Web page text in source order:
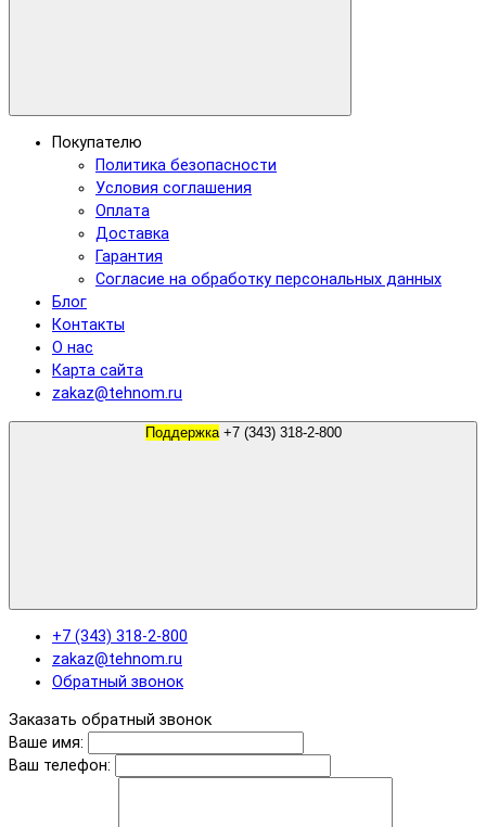
Покупателю
Политика безопасности
Условия соглашения
Оплата
Доставка
Гарантия
Согласие на обработку персональных данных
Блог
Контакты
О нас
Карта сайта
zakaz@tehnom.ru
Поддержка +7 (343) 318-2-800
+7 (343) 318-2-800
zakaz@tehnom.ru
Обратный звонок
Заказать обратный звонок
Ваше имя:
Ваш телефон: